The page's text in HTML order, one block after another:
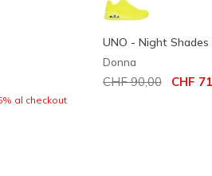
al checkout
UNO - Night Shades
Donna
Prezzo ridotto da
CHF 90,00perCHF